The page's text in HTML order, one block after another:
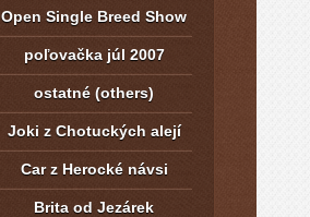
Open Single Breed Show
poľovačka júl 2007
ostatné (others)
Joki z Chotuckých alejí
Car z Herocké návsi
Brita od Jezárek